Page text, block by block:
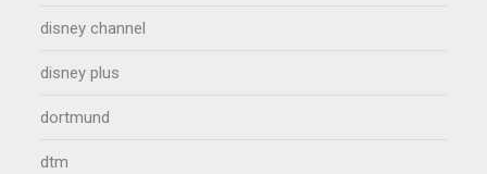
disney channel
disney plus
dortmund
dtm